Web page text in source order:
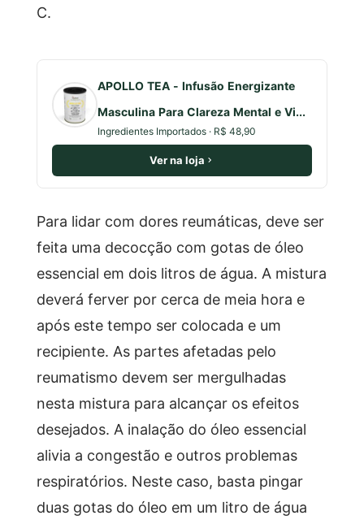
C.
APOLLO TEA - Infusão Energizante
Masculina Para Clareza Mental e Vi...
Ingredientes Importados · R$ 48,90
Ver na loja
Para lidar com dores reumáticas, deve ser
feita uma decocção com gotas de óleo
essencial em dois litros de água. A mistura
deverá ferver por cerca de meia hora e
após este tempo ser colocada e um
recipiente. As partes afetadas pelo
reumatismo devem ser mergulhadas
nesta mistura para alcançar os efeitos
desejados. A inalação do óleo essencial
alivia a congestão e outros problemas
respiratórios. Neste caso, basta pingar
duas gotas do óleo em um litro de água